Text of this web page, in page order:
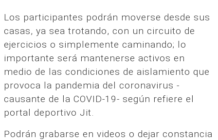
Los participantes podrán moverse desde sus
casas, ya sea trotando, con un circuito de
ejercicios o simplemente caminando; lo
importante será mantenerse activos en
medio de las condiciones de aislamiento que
provoca la pandemia del coronavirus -
causante de la COVID-19- según refiere el
portal deportivo Jit.
Podrán grabarse en videos o dejar constancia